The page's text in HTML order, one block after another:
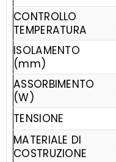
CONTROLLO
TEMPERATURA
ISOLAMENTO
(mm)
ASSORBIMENTO
(W)
TENSIONE
MATERIALE DI
COSTRUZIONE